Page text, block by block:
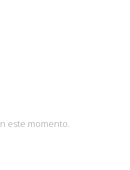
este momento.